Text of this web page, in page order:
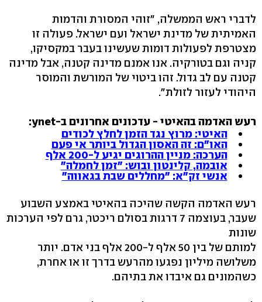
לדברי ראש הממשלה, "זוהי המסורת והדמות
האמיתית של מדינת ישראל ועם ישראל. פעולה זו
מצטרפת לפעולות דומות שעשינו בעבר במקסיקו,
קניה וגם בטורקיה. אנו אמנם מדינה קטנה, אבל מדינה
קטנה עם לב גדול. זהו ביטוי של המורשת והמוסר
היהודי לעזור לזולת".
רעש האדמה בהאיטי - עדכונים אחרונים ב-ynet:
האיטי: מרוץ נגד הזמן לחלץ לכודים
האו"ם: זה האסון הגדול ביותר אי פעם
הערכה: מניין ההרוגים יגיע ל-200 אלף
אובמה, קלינטון ובוש: "זמן לחמלה"
אנשי זק"א: "מחללים שבת בגאווה"
רעש האדמה הקשה שהיכה בהאיטי באמצע השבוע
שעבר, בעוצמה 7 דרגות בסולם ריכטר, גרם לפי הערכות
שונות
למותם של בין 50 אלף ל-200 אלף בני אדם. יותר
משלושה מיליון נפגעו מהרעש בדרך זו או אחרת,
כשהמונים גם איבדו את בתיהם.